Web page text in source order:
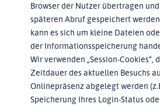
Browser der Nutzer übertragen
späteren Abruf gespeichert
kann es sich um kleine Dateien
der Informationsspeicherung
Wir verwenden „Session-Cookies“,
Zeitdauer des aktuellen Besuchs
Onlinepräsenz abgelegt werden
Speicherung Ihres Login-Status